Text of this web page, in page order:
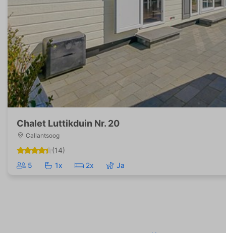
Chalet Luttikduin Nr. 20
Callantsoog
(14)
5
1x 2x Ja